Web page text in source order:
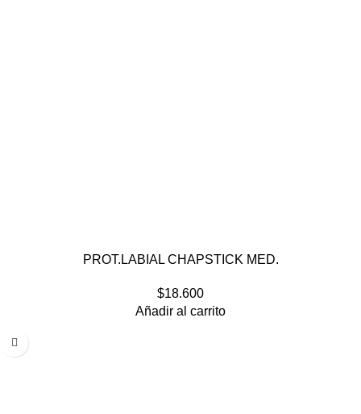
PROT.LABIAL CHAPSTICK MED.
$18.600
Añadir al carrito